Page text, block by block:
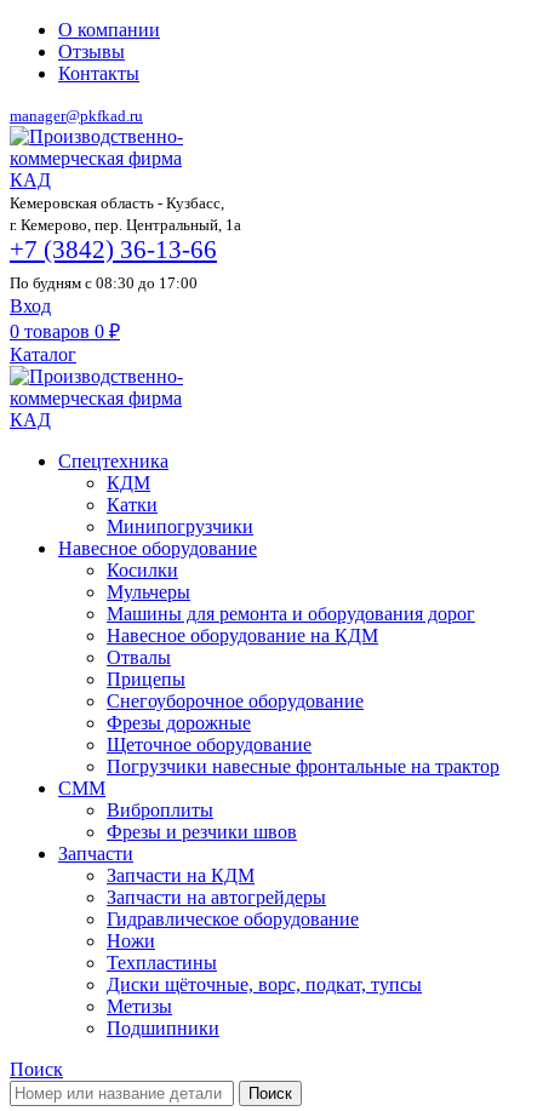
О компании
Отзывы
Контакты
manager@pkfkad.ru
Кемеровская область - Кузбасс,
г. Кемерово, пер. Центральный, 1а
+7 (3842) 36-13-66
По будням с 08:30 до 17:00
Вход
0 товаров 0 ₽
Каталог
Спецтехника
КДМ
Катки
Минипогрузчики
Навесное оборудование
Косилки
Мульчеры
Машины для ремонта и оборудования дорог
Навесное оборудование на КДМ
Отвалы
Прицепы
Снегоуборочное оборудование
Фрезы дорожные
Щеточное оборудование
Погрузчики навесные фронтальные на трактор
СММ
Виброплиты
Фрезы и резчики швов
Запчасти
Запчасти на КДМ
Запчасти на автогрейдеры
Гидравлическое оборудование
Ножи
Техпластины
Диски щёточные, ворс, подкат, тупсы
Метизы
Подшипники
Поиск
Поиск